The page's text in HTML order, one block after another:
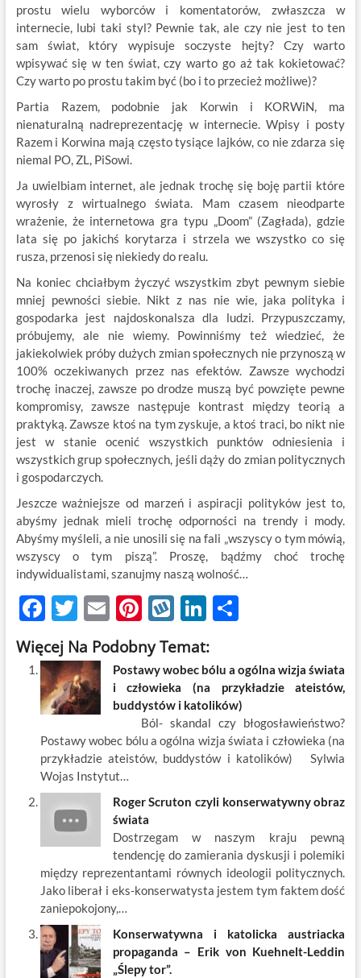
prostu wielu wyborców i komentatorów, zwłaszcza w
internecie, lubi taki styl? Pewnie tak, ale czy nie jest to ten
sam świat, który wypisuje soczyste hejty? Czy warto
wpisywać się w ten świat, czy warto go aż tak kokietować?
Czy warto po prostu takim być (bo i to przecież możliwe)?
Partia Razem, podobnie jak Korwin i KORWiN, ma
nienaturalną nadreprezentację w internecie. Wpisy i posty
Razem i Korwina mają często tysiące lajków, co nie zdarza się
niemal PO, ZL, PiSowi.
Ja uwielbiam internet, ale jednak trochę się boję partii które
wyrosły z wirtualnego świata. Mam czasem nieodparte
wrażenie, że internetowa gra typu „Doom” (Zagłada), gdzie
lata się po jakichś korytarza i strzela we wszystko co się
rusza, przenosi się niekiedy do realu.
Na koniec chciałbym życzyć wszystkim zbyt pewnym siebie
mniej pewności siebie. Nikt z nas nie wie, jaka polityka i
gospodarka jest najdoskonalsza dla ludzi. Przypuszczamy,
próbujemy, ale nie wiemy. Powinniśmy też wiedzieć, że
jakiekolwiek próby dużych zmian społecznych nie przynoszą w
100% oczekiwanych przez nas efektów. Zawsze wychodzi
trochę inaczej, zawsze po drodze muszą być powzięte pewne
kompromisy, zawsze następuje kontrast między teorią a
praktyką. Zawsze ktoś na tym zyskuje, a ktoś traci, bo nikt nie
jest w stanie ocenić wszystkich punktów odniesienia i
wszystkich grup społecznych, jeśli dąży do zmian politycznych
i gospodarczych.
Jeszcze ważniejsze od marzeń i aspiracji polityków jest to,
abyśmy jednak mieli trochę odporności na trendy i mody.
Abyśmy myśleli, a nie unosili się na fali „wszyscy o tym mówią,
wszyscy o tym piszą”. Proszę, bądźmy choć trochę
indywidualistami, szanujmy naszą wolność…
F
ac
e
b
o
o
k
T
w
itt
er
E
m
ail
Pi
nt
er
es
t
W
k
o
p
Li
k
e
dI
n
S
ar
e
Więcej Na Podobny Temat:
Postawy wobec bólu a ogólna wizja świata
i człowieka (na przykładzie ateistów,
buddystów i katolików)
Ból- skandal czy błogosławieństwo?
Postawy wobec bólu a ogólna wizja świata i człowieka (na
przykładzie ateistów, buddystów i katolików) Sylwia
Wojas Instytut…
Roger Scruton czyli konserwatywny obraz
świata
Dostrzegam w naszym kraju pewną
tendencję do zamierania dyskusji i polemiki
między reprezentantami równych ideologii politycznych.
Jako liberał i eks-konserwatysta jestem tym faktem dość
zaniepokojony,…
Konserwatywna i katolicka austriacka
propaganda – Erik von Kuehnelt-Leddin
„Ślepy tor”.